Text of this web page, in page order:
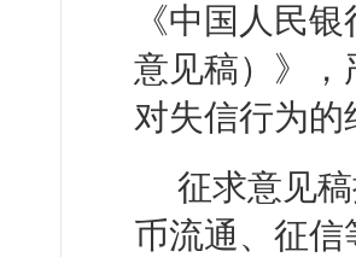
《中国人民
意见稿）》，
对失信行为
征求意见
币流通、征